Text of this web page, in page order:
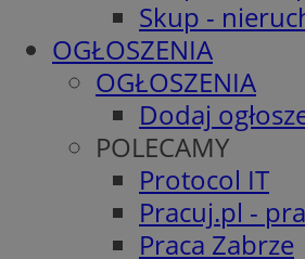
Skup -
OGŁOSZENIA
OGŁOSZENIA
Dodaj
POLECAMY
Protocol IT
Pracuj.pl -
Praca Zabrze